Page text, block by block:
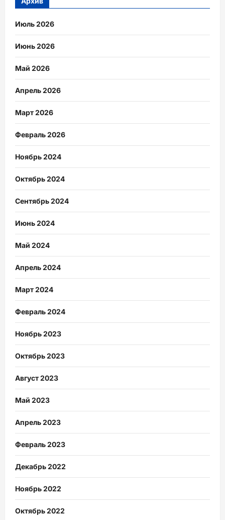
Июль 2026
Июнь 2026
Май 2026
Апрель 2026
Март 2026
Февраль 2026
Ноябрь 2024
Октябрь 2024
Сентябрь 2024
Июнь 2024
Май 2024
Апрель 2024
Март 2024
Февраль 2024
Ноябрь 2023
Октябрь 2023
Август 2023
Май 2023
Апрель 2023
Февраль 2023
Декабрь 2022
Ноябрь 2022
Октябрь 2022